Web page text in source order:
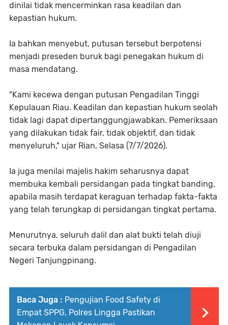
dinilai tidak mencerminkan rasa keadilan dan
kepastian hukum.
Ia bahkan menyebut, putusan tersebut berpotensi
menjadi preseden buruk bagi penegakan hukum di
masa mendatang.
"Kami kecewa dengan putusan Pengadilan Tinggi
Kepulauan Riau. Keadilan dan kepastian hukum seolah
tidak lagi dapat dipertanggungjawabkan. Pemeriksaan
yang dilakukan tidak fair, tidak objektif, dan tidak
menyeluruh," ujar Rian, Selasa (7/7/2026).
Ia juga menilai majelis hakim seharusnya dapat
membuka kembali persidangan pada tingkat banding,
apabila masih terdapat keraguan terhadap fakta-fakta
yang telah terungkap di persidangan tingkat pertama.
Menurutnya, seluruh dalil dan alat bukti telah diuji
secara terbuka dalam persidangan di Pengadilan
Negeri Tanjungpinang.
Baca Juga : Pengujian Food Safety di
Empat SPPG, Polres Lingga Pastikan